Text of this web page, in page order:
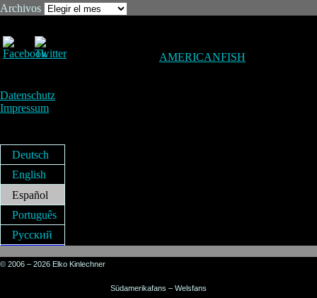
Archivos
AMERICANFISH
Datenschutz
Impressum
Deutsch
English
Español
Português
Русский
© 2006 – 2026 Elko Kinlechner
Südamerikafans – Welsfans